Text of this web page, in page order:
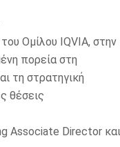
Ομίλου IQVIA, στην
πορεία στη
τη στρατηγική
θέσεις
Director